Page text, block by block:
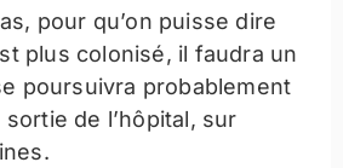
pour qu’on puisse dire
plus colonisé, il faudra un
poursuivra probablement
de l’hôpital, sur